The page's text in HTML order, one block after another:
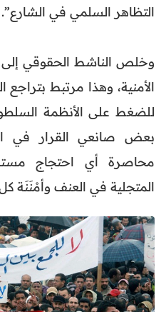
التظاهر السلمي في الشارع”.
وخلص الناشط الحقوقي إلى
الأمنية، وهذا مرتبط بتراجع
للضغط على الأنظمة
بعض صانعي القرار في
محاصرة أي احتجاج
المتجلية في العنف وأمْنَنَة